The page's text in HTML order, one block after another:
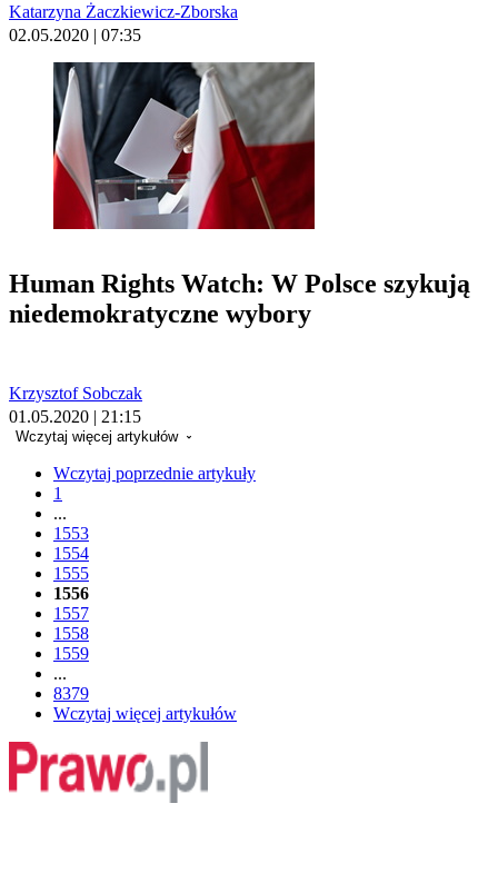
Katarzyna Żaczkiewicz-Zborska
02.05.2020 | 07:35
Human Rights Watch: W Polsce szykują
niedemokratyczne wybory
Krzysztof Sobczak
01.05.2020 | 21:15
Wczytaj więcej artykułów
Wczytaj poprzednie artykuły
1
...
1553
1554
1555
1556
1557
1558
1559
...
8379
Wczytaj więcej artykułów